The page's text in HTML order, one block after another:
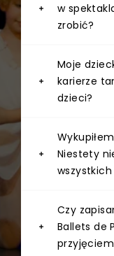
w
zrobić?
Moje
karierze
dzieci?
Niestety
wszystkich
Czy
Ballets de